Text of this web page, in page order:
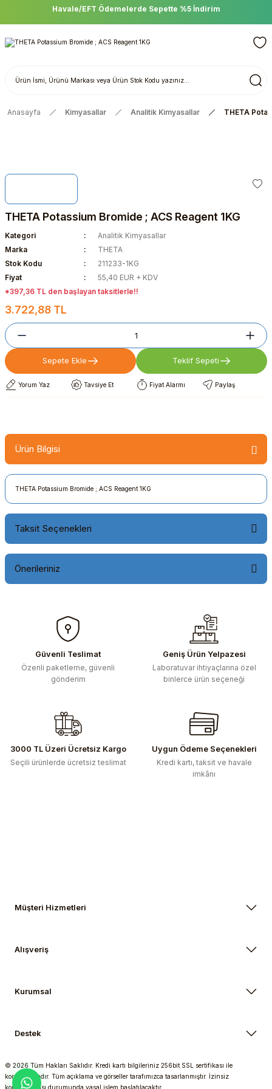
Havale/EFT Ödemelerde Sepette %5 İndirim
Anasayfa Kimyasallar Analitik Kimyasallar THETA
THETA Potassium Bromide ; ACS Reagent 1KG
Kategori
Analitik Kimyasallar
Marka
THETA
Stok Kodu
211233-1KG
Fiyat
55,40 EUR + KDV
*397,36 TL den başlayan taksitlerle!!
3.722,88 TL
Sepete Ekle Teklif Sepeti
Yorum Yaz Tavsiye Et Fiyat Alarmı Paylaş
Ürün Bilgisi
THETA Potassium Bromide ; ACS Reagent 1KG
Taksit Seçenekleri
Önerileriniz
konularda yetersiz gördüğünüz noktaları öneri formunu
kullanarak tarafımıza iletebilirsiniz.
Görüş ve önerileriniz için teşekkür ederiz.
Ürün resmi kalitesiz, bozuk veya görüntülenemiyor.
Ürün fiyatı diğer sitelerden daha pahalı.
Bu ürüne benzer farklı alternatifler olmalı.
Güvenli Teslimat
Özenli paketleme, güvenli
gönderim
Geniş Ürün Yelpazesi
Laboratuvar ihtiyaçlarına özel
binlerce ürün seçeneği
3000 TL Üzeri Ücretsiz Kargo
Seçili ürünlerde ücretsiz teslimat
Uygun Ödeme Seçenekleri
Kredi kartı, taksit ve havale
imkânı
Müşteri Hizmetleri
Alışveriş
Kurumsal
Destek
© 2026 Tüm Hakları Saklıdır. Kredi kartı bilgileriniz 256bit SSL sertifikası ile
korunmaktadır. Tüm açıklama ve görseller tarafımızca tasarlanmıştır. İzinsiz
kopyalanması durumunda yasal işlem başlatılacaktır.